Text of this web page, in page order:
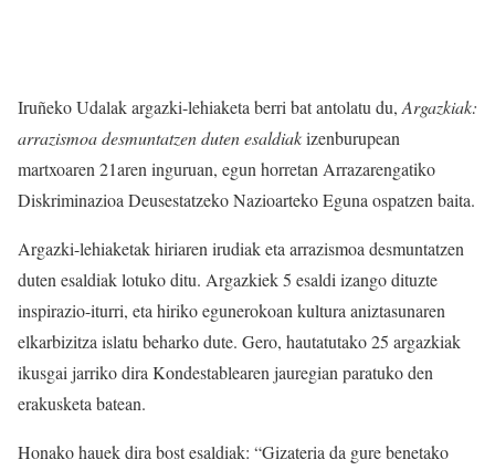
Iruñeko Udalak argazki-lehiaketa berri bat antolatu du,Argazkiak:
arrazismoa desmuntatzen duten esaldiakizenburupean
martxoaren 21aren inguruan, egun horretan Arrazarengatiko
Diskriminazioa Deusestatzeko Nazioarteko Eguna ospatzen baita.
Argazki-lehiaketak hiriaren irudiak eta arrazismoa desmuntatzen
duten esaldiak lotuko ditu. Argazkiek 5 esaldi izango dituzte
inspirazio-iturri, eta hiriko egunerokoan kultura aniztasunaren
elkarbizitza islatu beharko dute. Gero, hautatutako 25 argazkiak
ikusgai jarriko dira Kondestablearen jauregian paratuko den
erakusketa batean.
Honako hauek dira bost esaldiak: “Gizateria da gure benetako